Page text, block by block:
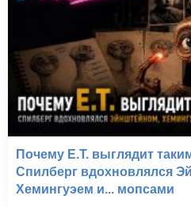
Почему E.T. выглядит
Спилберг вдохновлялся
Хемингуэем и... мопсами